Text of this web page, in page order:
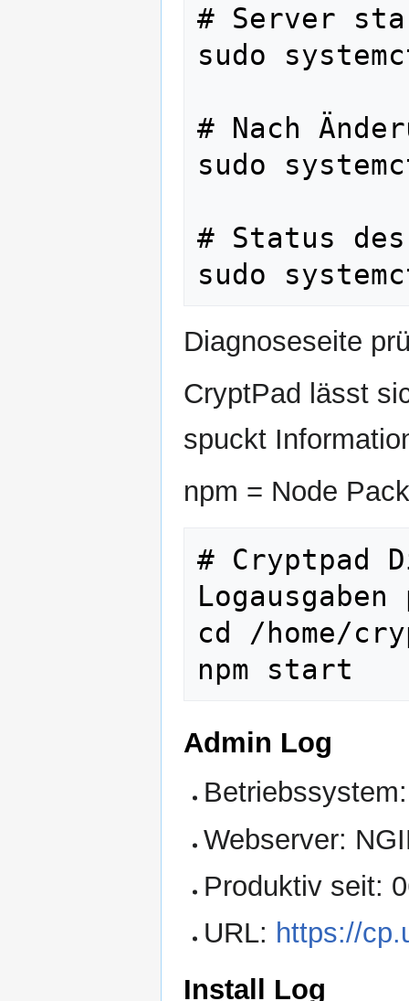
# Server
sudo
# Nach
sudo
# Status
Diagnoseseite
CryptPad lässt
spuckt
npm = Node
# Cryptpad
cd /home/
Admin Log
Webserver:
Produktiv seit:
URL: https://
Install Log